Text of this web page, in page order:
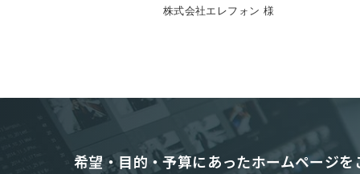
株式会社エレフォン 様
希望・目的・予算にあったホームページを